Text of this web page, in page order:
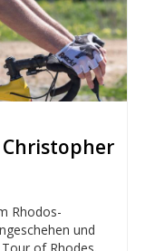
Christopher
Rhodos-
und